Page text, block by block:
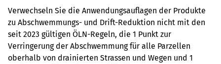
Verwechseln Sie die Anwendungsauflagen der Produkte
zu Abschwemmungs- und Drift-Reduktion nicht mit den
seit 2023 gültigen ÖLN-Regeln, die 1 Punkt zur
Verringerung der Abschwemmung für alle Parzellen
oberhalb von drainierten Strassen und Wegen und 1